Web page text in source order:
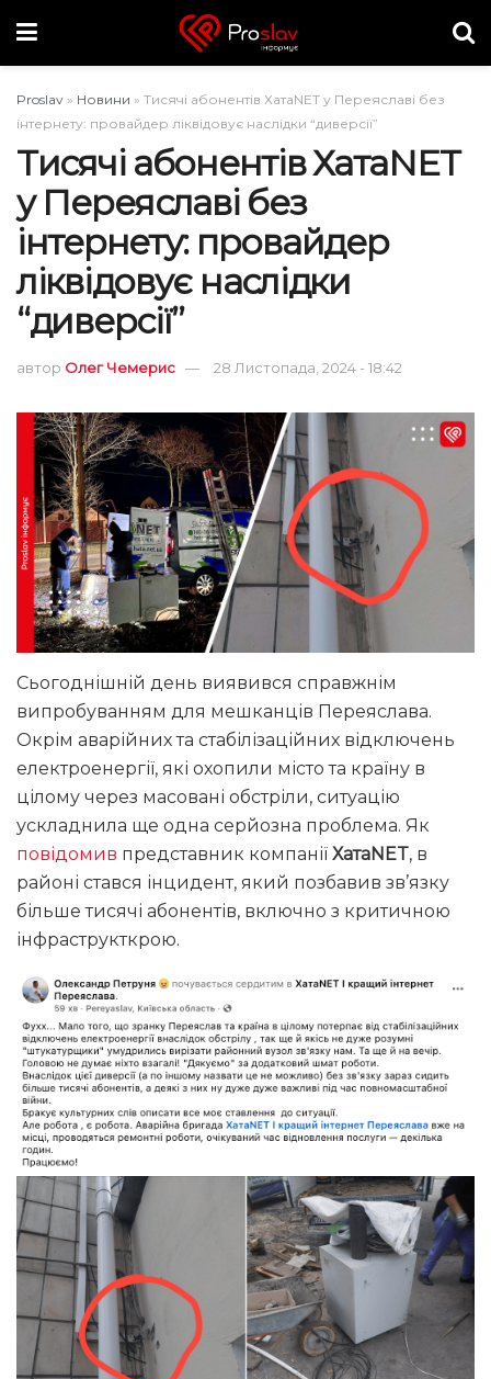
Proslav » Новини » Тисячі абонентів ХатаNET у Переяславі без
інтернету: провайдер ліквідовує наслідки “диверсії”
Тисячі абонентів ХатаNET
у Переяславі без
інтернету: провайдер
ліквідовує наслідки
“диверсії”
автор Олег Чемерис 28 Листопада, 2024 - 18:42
Сьогоднішній день виявився справжнім
випробуванням для мешканців Переяслава.
Окрім аварійних та стабілізаційних відключень
електроенергії, які охопили місто та країну в
цілому через масовані обстріли, ситуацію
ускладнила ще одна серйозна проблема. Як
повідомив представник компанії ХатаNET, в
районі стався інцидент, який позбавив зв’язку
більше тисячі абонентів, включно з критичною
інфраструкткрою.